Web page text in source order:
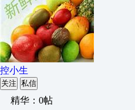
控小生
关注 私信
精华：0帖